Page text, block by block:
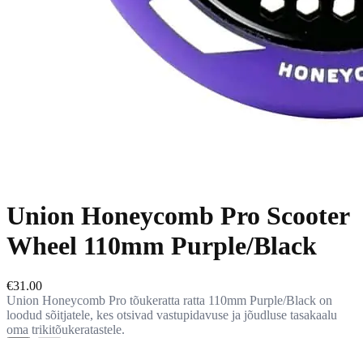
Union Honeycomb Pro Scooter
Wheel 110mm Purple/Black
€31.00
Union Honeycomb Pro tõukeratta ratta 110mm Purple/Black on
loodud sõitjatele, kes otsivad vastupidavuse ja jõudluse tasakaalu
oma trikitõukeratastele.